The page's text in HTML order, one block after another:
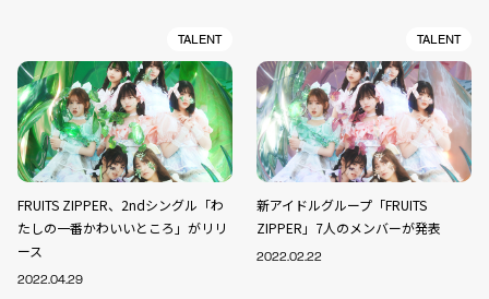
TALENT
FRUITS ZIPPER、2ndシングル「わ
たしの一番かわいいところ」がリリ
ース
2022.04.29
TALENT
新アイドルグループ「FRUITS
ZIPPER」7人のメンバーが発表
2022.02.22